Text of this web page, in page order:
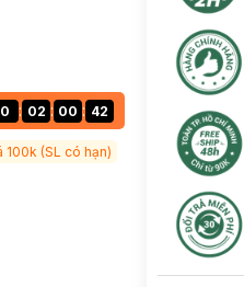
0 : 02 : 00 : 41
(SL có hạn)